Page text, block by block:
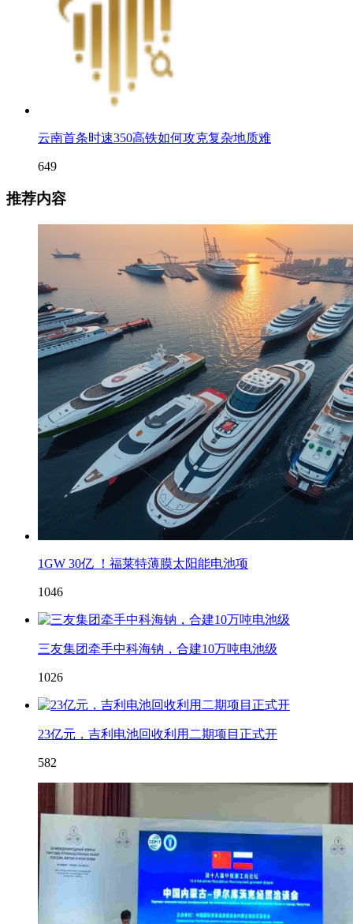
云南首条时速350高铁如何攻克复杂地质难
649
推荐内容
1GW 30亿 ！福莱特薄膜太阳能电池项
1046
三友集团牵手中科海钠，合建10万吨电池级
1026
23亿元，吉利电池回收利用二期项目正式开
582